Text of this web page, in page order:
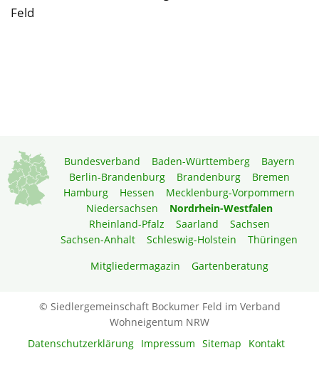
Feld
Bundesverband Baden-Württemberg
Bayern
Berlin-Brandenburg
Brandenburg
Bremen
Hamburg
Hessen
Mecklenburg-Vorpommern
Niedersachsen
Nordrhein-Westfalen
Rheinland-Pfalz
Saarland
Sachsen
Sachsen-Anhalt
Schleswig-Holstein
Thüringen
Mitgliedermagazin
Gartenberatung
© Siedlergemeinschaft Bockumer Feld im Verband
Wohneigentum NRW
Datenschutzerklärung
Impressum Sitemap Kontakt